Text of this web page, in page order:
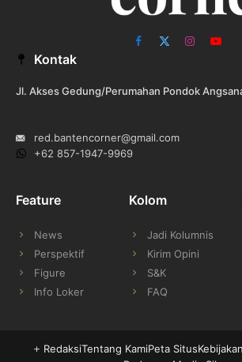
Facebook
X
Instagram
Kontak
Jl. Akses Gedung/Perumahan Pondok
red.bantencorner@gmail.com
+62 857-1947-9969
Feature
News
Perspektif
Figure
Info Loker
Kolom
Jadi Kolumnis
Kirim Opini
S&K
FAQ
RedaksiTentang KamiPeta Situs